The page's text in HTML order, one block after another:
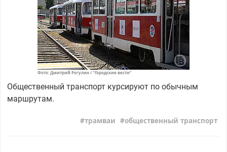
Фото: Дмитрий Рогулин / "Городские вести"
Общественный транспорт курсируют по обычным
маршрутам.
трамваи общественный транспорт